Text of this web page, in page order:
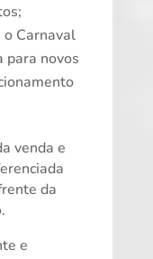
o Carnaval
para novos
venda e
da
e